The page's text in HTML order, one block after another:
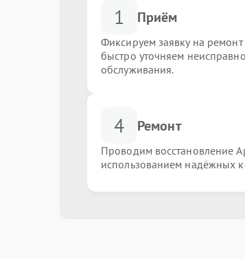
1 Приём
Фиксируем заявку на
быстро уточняем
обслуживания.
4 Ремонт
Проводим восстановление
использованием надёжных